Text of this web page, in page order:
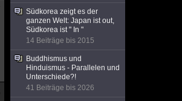
Südkorea zeigt es der
ganzen Welt: Japan ist out,
Südkorea ist " In "
14 Beiträge bis 2015
Buddhismus und
Hinduismus - Parallelen und
Unterschiede?!
41 Beiträge bis 2026